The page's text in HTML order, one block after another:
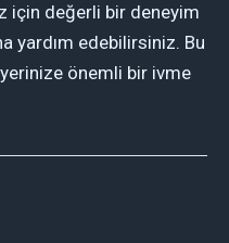
için değerli bir deneyim
yardım edebilirsiniz. Bu
önemli bir ivme